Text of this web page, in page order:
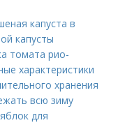
капуста в
капусты
томата рио-
характеристики
хранения
всю зиму
для